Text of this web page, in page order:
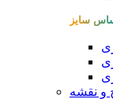
سایز
و نقشه